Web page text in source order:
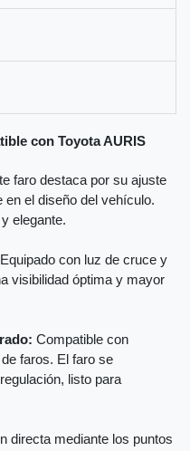
con Toyota AURIS
faro destaca por su ajuste
el diseño del vehículo.
elegante.
Equipado con luz de cruce y
visibilidad óptima y mayor
Compatible con
faros. El faro se
listo para
directa mediante los puntos